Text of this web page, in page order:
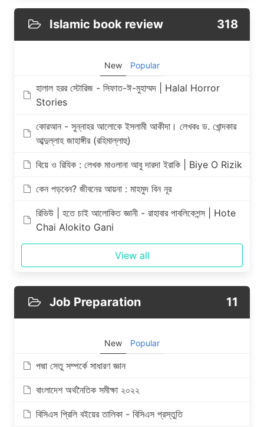
Islamic book review 318
New Popular
হালাল হরর স্টোরিজ - সিফাত-ঈ-মুহাম্মদ | Halal Horror
Stories
কোরআন - সুন্নাহর আলোকে ইসলামী আকীদা। লেখকঃ ড. খোন্দকার
আব্দুল্লাহ জাহাঙ্গীর (রহিমাল্লাহু)
বিয়ে ও রিযিক : লেখক মাওলানা আবু দারদা ইরাকি | Biye O Rizik
কেন পড়বেন? জীবনের আয়না : মাহমুদ বিন নূর
রিভিউ | হতে চাই আলোকিত জ্ঞানী - রাহাবার পাবলিকেশন্স | Hote
Chai Alokito Gani
View all
Job Preparation 11
New Popular
পদ্মা সেতু সম্পর্কে সাধারণ জ্ঞান
বাংলাদেশ অর্থনৈতিক সমীক্ষা ২০২২
বিসিএস প্রিলি বইয়ের তালিকা - বিসিএস প্রস্তুতি